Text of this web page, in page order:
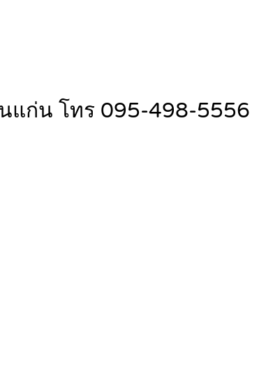
แก่น โทร 095-498-5556